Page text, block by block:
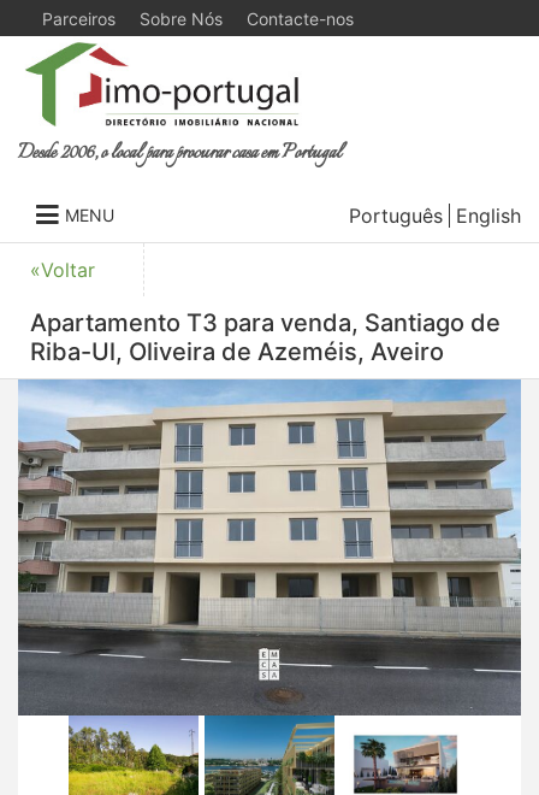
Parceiros Sobre Nós Contacte-nos
Desde 2006, o local para procurar casa em Portugal
MENU Português English
«Voltar
Apartamento T3 para venda, Santiago de
Riba-Ul, Oliveira de Azeméis, Aveiro